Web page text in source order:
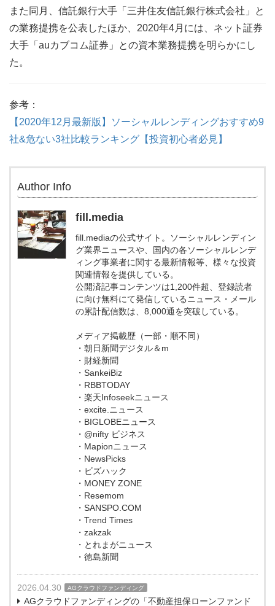
また同月、信託銀行大手「三井住友信託銀行株式会社」と
の業務提携を公表したほか、2020年4月には、ネット証券
大手「auカブコム証券」との資本業務提携を明らかにし
た。
参考：
【2020年12月最新版】ソーシャルレンディングおすすめ9
社&危ない3社比較ランキング【投資初心者必見】
Author Info
fill.media
fill.mediaの公式サイト。ソーシャルレンディン
グ業界ニュースや、国内の各ソーシャルレンデ
ィング事業者に関する最新情報等、様々な投資
関連情報を提供している。
公開済記事コンテンツは1,200件超、登録読者
に向け無料にて発信しているニュース・メール
の累計配信数は、8,000通を突破している。
メディア掲載歴（一部・順不同）
・朝日新聞デジタル＆m
・財経新聞
・SankeiBiz
・RBBTODAY
・楽天Infoseekニュース
・excite.ニュース
・BIGLOBEニュース
・@nifty ビジネス
・Mapionニュース
・NewsPicks
・ビズハック
・MONEY ZONE
・Resemom
・SANSPO.COM
・Trend Times
・zakzak
・とれまがニュース
・徳島新聞
2026.04.30 AGクラウドファンディング
AGクラウドファンディングの「不動産担保ローンファンド